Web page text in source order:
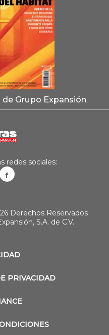
Grupo Expansión
PRIVACIDAD
redes sociales:
Derechos Reservados
S.A. de C.V.